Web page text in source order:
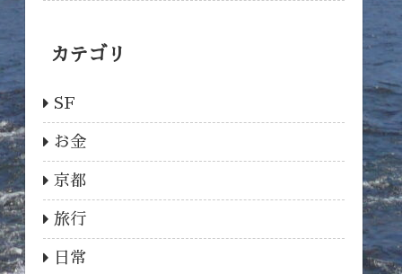
カテゴリ
SF
お金
京都
旅行
日常